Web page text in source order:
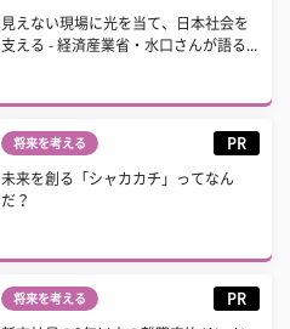
見えない現場に光を当て、日本社会を
支える - 経済産業省・水口さんが語る...
将来を考える PR
未来を創る「シャカカチ」ってなん
だ？
将来を考える PR